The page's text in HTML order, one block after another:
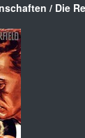
/ Die